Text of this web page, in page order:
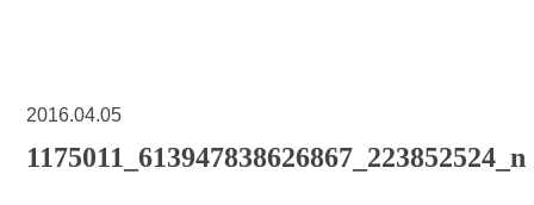
2016.04.05
1175011_613947838626867_223852524_n